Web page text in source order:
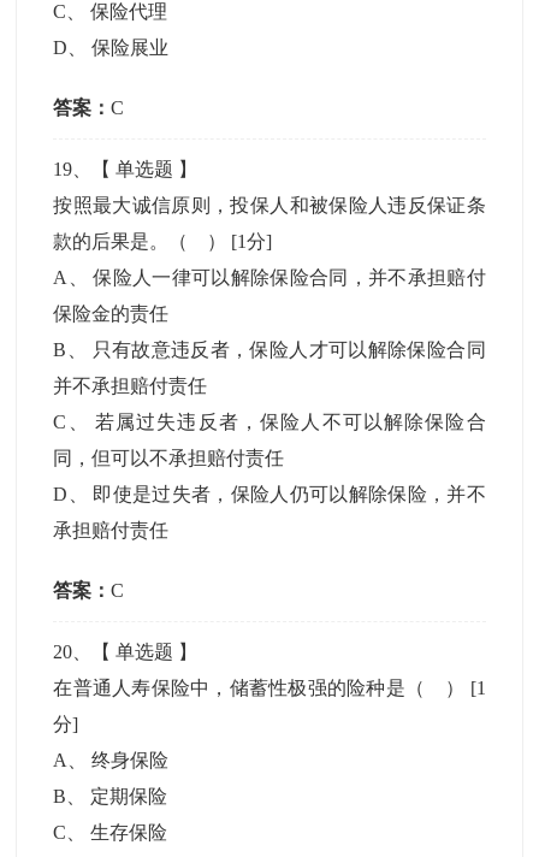
C 、保险代理
D 、保险展业
答案：C
19 、【单选题 】
按照最大诚信原则，投保人和被保险人违反保证条
款的后果是。（ ） [1分]
A
、保险人一律可以解除保险合同，并不承担赔付
保险金的责任
B
只有故意违反者，保险人才可以解除保险合同
并不承担赔付责任
C
若属过失违反者，保险人不可以解除保险合
同，但可以不承担赔付责任
D
即使是过失者，保险人仍可以解除保险，并不
承担赔付责任
答案：C
20 、【单选题 】
在普通人寿保险中，储蓄性极强的险种是（ ） [1
分]
A
、终身保险
B
定期保险
C 、生存保险